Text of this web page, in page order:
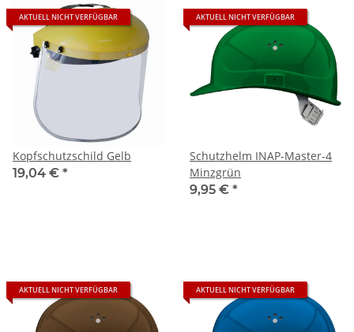
AKTUELL NICHT VERFÜGBAR
Kopfschutzschild Gelb
19,04 € *
AKTUELL NICHT VERFÜGBAR
Schutzhelm INAP-Master-4
Minzgrün
9,95 € *
AKTUELL NICHT VERFÜGBAR AKTUELL NICHT VERFÜGBAR